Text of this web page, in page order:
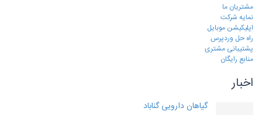
مشتریان ما
نمایه شرکت
اپلیکیشن موبایل
راه حل وردپرس
پشتیبانی مشتری
منابع رایگان
اخبار
گیاهان دارویی گناباد